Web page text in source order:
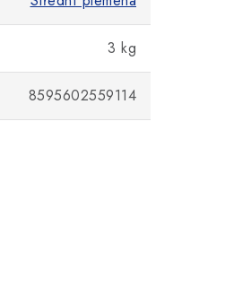
3 kg
8595602559114